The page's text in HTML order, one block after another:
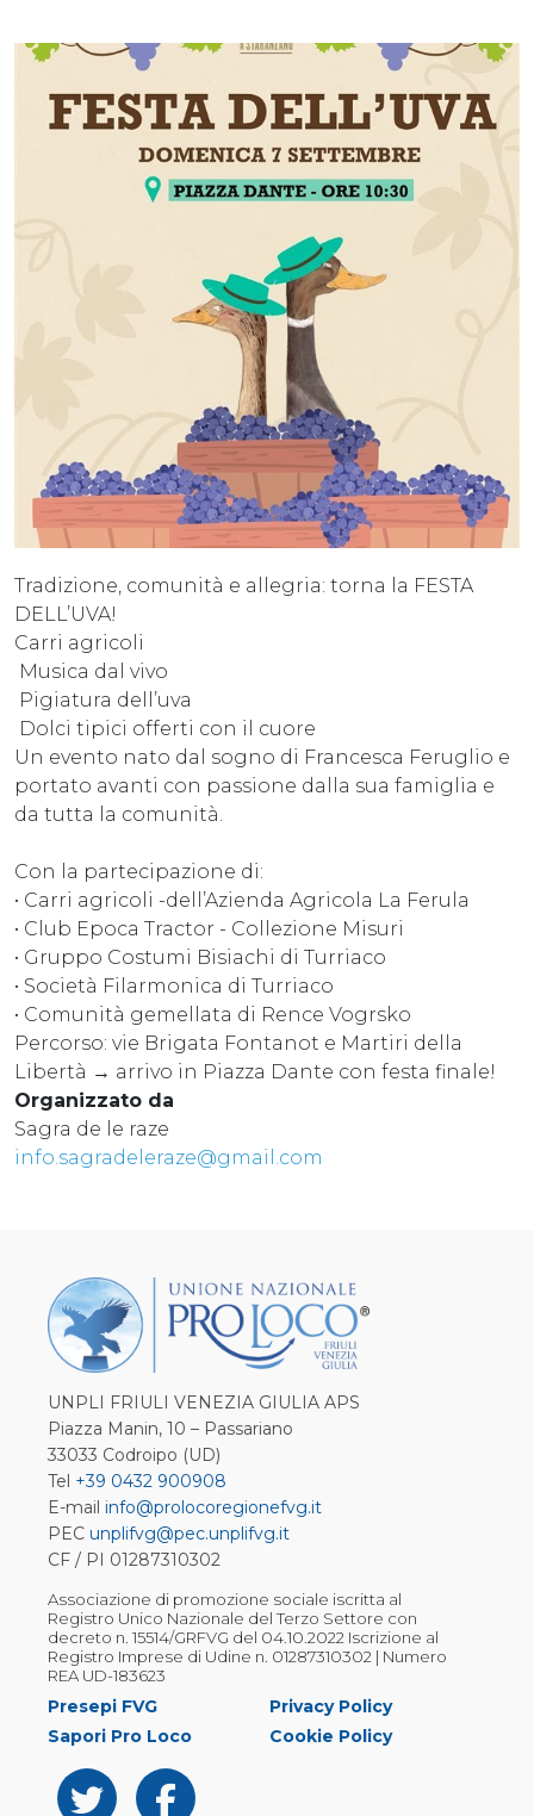
Tradizione, comunità e allegria: torna la FESTA
DELL’UVA!
Carri agricoli
Musica dal vivo
Pigiatura dell’uva
Dolci tipici offerti con il cuore
Un evento nato dal sogno di Francesca Feruglio e
portato avanti con passione dalla sua famiglia e
da tutta la comunità.
Con la partecipazione di:
• Carri agricoli -dell’Azienda Agricola La Ferula
• Club Epoca Tractor - Collezione Misuri
• Gruppo Costumi Bisiachi di Turriaco
• Società Filarmonica di Turriaco
• Comunità gemellata di Rence Vogrsko
Percorso: vie Brigata Fontanot e Martiri della
Libertà → arrivo in Piazza Dante con festa finale!
Organizzato da
Sagra de le raze
info.sagradeleraze@gmail.com
UNPLI FRIULI VENEZIA GIULIA APS
Piazza Manin, 10 – Passariano
33033 Codroipo (UD)
Tel +39 0432 900908
E-mail info@prolocoregionefvg.it
PEC unplifvg@pec.unplifvg.it
CF / PI 01287310302
Associazione di promozione sociale iscritta al
Registro Unico Nazionale del Terzo Settore con
decreto n. 15514/GRFVG del 04.10.2022 Iscrizione al
Registro Imprese di Udine n. 01287310302 | Numero
REA UD-183623
Presepi FVG
Sapori Pro Loco
Privacy Policy
Cookie Policy